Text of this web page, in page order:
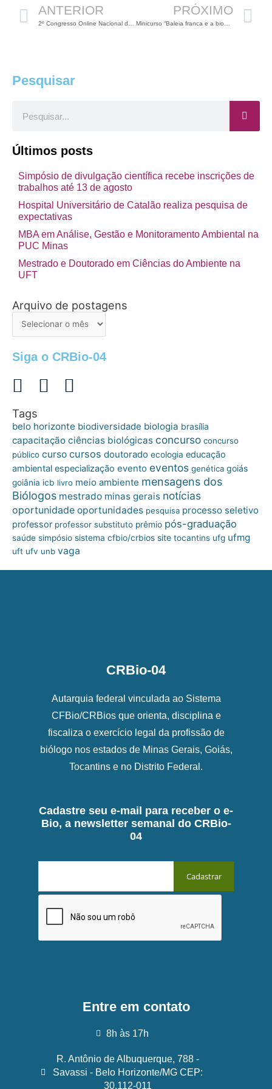
ANTERIOR PRÓXIMO
Pesquisar
Últimos posts
Simpósio de divulgação científica recebe inscrições de
trabalhos até 13 de agosto
Hospital Universitário de Catalão realiza pesquisa de
expectativas
MBA em Análise, Gestão e Monitoramento Ambiental na
PUC Minas
Mestrado e Doutorado em Ciências do Ambiente na
UFT
Arquivo de postagens
Arquivo
Siga o CRBio-04
Tags
belo horizonte biodiversidade biologia brasília
capacitação ciências biológicas concurso concurso
público curso cursos doutorado ecologia educação
ambiental especialização evento eventos genética goiás
goiânia icb livro meio ambiente mensagens dos
Biólogos mestrado minas gerais notícias
oportunidade oportunidades pesquisa processo seletivo
professor professor substituto prêmio pós-graduação
saúde simpósio sistema cfbio/crbios site tocantins ufg ufmg
uft ufv unb vaga
CRBio-04
Autarquia federal vinculada ao Sistema
CFBio/CRBios que orienta, disciplina e
fiscaliza o exercício legal da profissão de
biólogo nos estados de Minas Gerais, Goiás,
Tocantins e no Distrito Federal.
Cadastre seu e-mail para receber o e-
Bio, a newsletter semanal do CRBio-
04
Entre em contato
8h às 17h
R. Antônio de Albuquerque, 788 -
Savassi - Belo Horizonte/MG CEP:
30.112-011